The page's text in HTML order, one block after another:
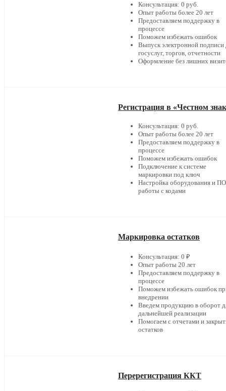
Консультация: 0 руб.
Опыт работы более 20 лет
Предоставляем поддержку в
процессе
Поможем избежать ошибок
Выпуск электронной подписи
госуслуг, торгов, отчетности
Оформление без лишних
Регистрация в «Честном
Консультация: 0 руб.
Опыт работы более 20 лет
Предоставляем поддержку в
процессе
Поможем избежать ошибок
Подключение к системе
маркировки под ключ
Настройка оборудования и
работы с кодами
Маркировка остатков
Консультация: 0 ₽
Опыт работы 20 лет
Предоставляем поддержку в
процессе
Поможем избежать ошибок
внедрении
Введем продукцию в оборот
дальнейшей реализации
Помогаем с отчетами и
остатков
Перерегистрация ККТ